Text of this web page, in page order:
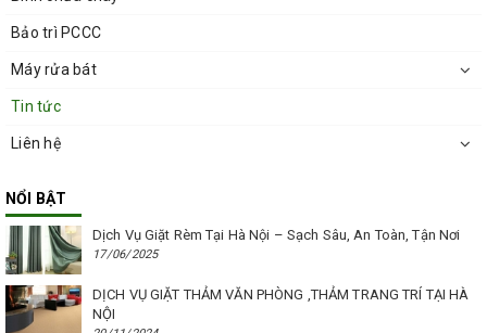
Bảo trì PCCC
Máy rửa bát
Tin tức
Liên hệ
NỔI BẬT
Dịch Vụ Giặt Rèm Tại Hà Nội – Sạch Sâu, An Toàn, Tận Nơi
17/06/2025
DỊCH VỤ GIẶT THẢM VĂN PHÒNG ,THẢM TRANG TRÍ TẠI HÀ
NỘI